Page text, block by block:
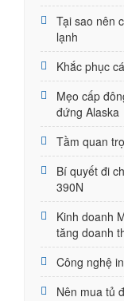
Tại sao nên
lạnh
Khắc phục
Mẹo cấp
đứng Alaska
Tầm quan
Bí quyết đi
390N
Kinh doanh
tăng doanh
Công nghệ
Nên mua tủ